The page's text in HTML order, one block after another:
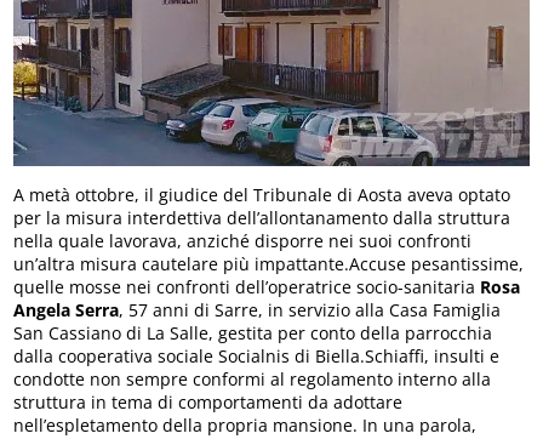
A metà ottobre, il giudice del Tribunale di Aosta aveva optato
per la misura interdettiva dell’allontanamento dalla struttura
nella quale lavorava, anziché disporre nei suoi confronti
un’altra misura cautelare più impattante.Accuse pesantissime,
quelle mosse nei confronti dell’operatrice socio-sanitaria Rosa
Angela Serra, 57 anni di Sarre, in servizio alla Casa Famiglia
San Cassiano di La Salle, gestita per conto della parrocchia
dalla cooperativa sociale Socialnis di Biella.Schiaffi, insulti e
condotte non sempre conformi al regolamento interno alla
struttura in tema di comportamenti da adottare
nell’espletamento della propria mansione. In una parola,